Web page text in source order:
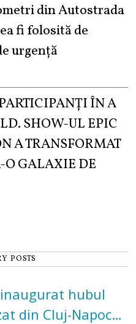
din Autostrada
fi folosită de
urgență
ÎN A
SHOW-UL EPIC
A TRANSFORMAT
O GALAXIE DE
POSTS
hubul
din Cluj-Napoca.